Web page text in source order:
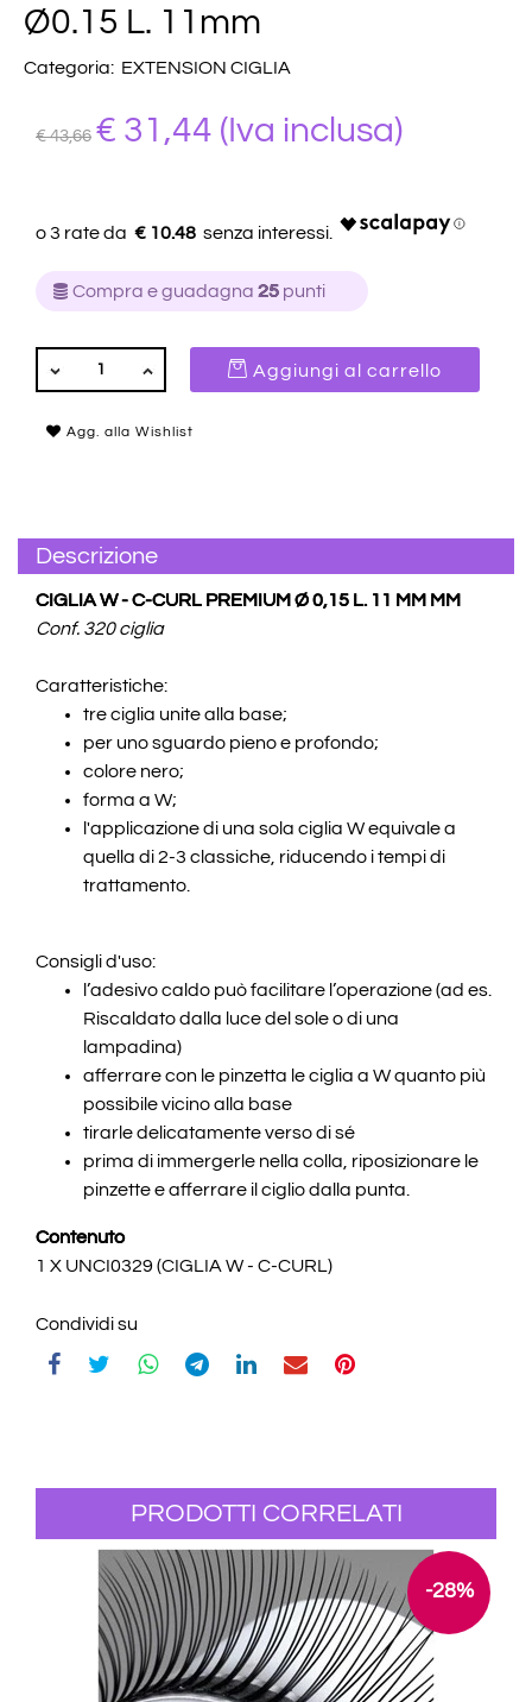
Ø0.15 L. 11mm
Categoria: EXTENSION CIGLIA
€ 43,66 € 31,44 (Iva inclusa)
€ 10.48
Compra e guadagna 25 punti
QUANTITÀ
Aggiungi al carrello
Agg. alla Wishlist
Descrizione
CIGLIA W - C-CURL PREMIUM Ø 0,15 L. 11 MM MM
Conf. 320 ciglia
Caratteristiche:
tre ciglia unite alla base;
per uno sguardo pieno e profondo;
colore nero;
forma a W;
l'applicazione di una sola ciglia W equivale a
quella di 2-3 classiche, riducendo i tempi di
trattamento.
Consigli d'uso:
l’adesivo caldo può facilitare l’operazione (ad es.
Riscaldato dalla luce del sole o di una
lampadina)
afferrare con le pinzetta le ciglia a W quanto più
possibile vicino alla base
tirarle delicatamente verso di sé
prima di immergerle nella colla, riposizionare le
pinzette e afferrare il ciglio dalla punta.
Contenuto
1 X UNCI0329 (CIGLIA W - C-CURL)
Condividi su
PRODOTTI CORRELATI
-28%